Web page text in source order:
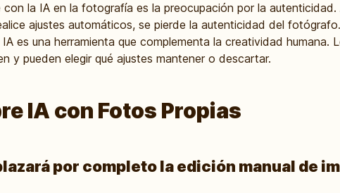
con la IA en la fotografía es la preocupación por la
ajustes automáticos, se pierde la autenticidad del
es una herramienta que complementa la creatividad
y pueden elegir qué ajustes mantener o descartar.
IA con Fotos Propias
por completo la edición manual de